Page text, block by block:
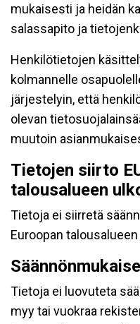
mukaisesti ja heidän
salassapito ja
Henkilötietojen
kolmannelle
järjestelyin, että
olevan
muutoin
Tietojen siirto
talousalueen
Tietoja ei siirretä
Euroopan
Tietoja ei luovuteta
myy tai vuokraa